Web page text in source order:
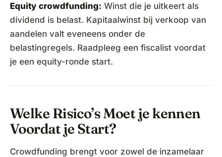
Equity crowdfunding: Winst die je uitkeert als
dividend is belast. Kapitaalwinst bij verkoop van
aandelen valt eveneens onder de
belastingregels. Raadpleeg een fiscalist voordat
je een equity-ronde start.
Welke Risico’s Moet je kennen
Voordat je Start?
Crowdfunding brengt voor zowel de inzamelaar